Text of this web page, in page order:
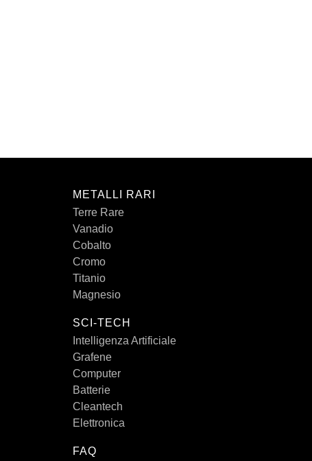
METALLI RARI
Terre Rare
Vanadio
Cobalto
Cromo
Titanio
Magnesio
SCI-TECH
Intelligenza Artificiale
Grafene
Computer
Batterie
Cleantech
Elettronica
FAQ